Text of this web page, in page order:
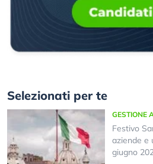
Selezionati per te
GESTIONE
Festivo
aziende e
giugno